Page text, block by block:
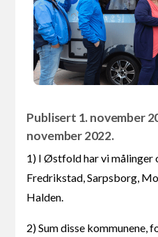
Publisert 1. november
november 2022.
1) I Østfold har vi målinger
Fredrikstad, Sarpsborg,
Halden.
2) Sum disse kommunene,